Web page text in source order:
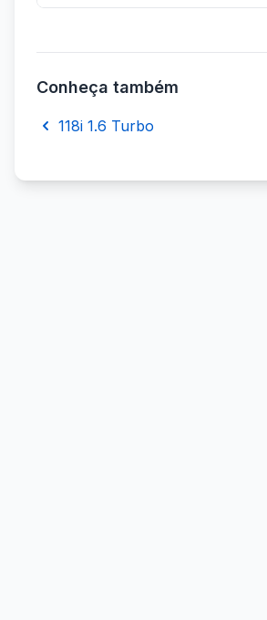
Conheça também
118i 1.6 Turbo